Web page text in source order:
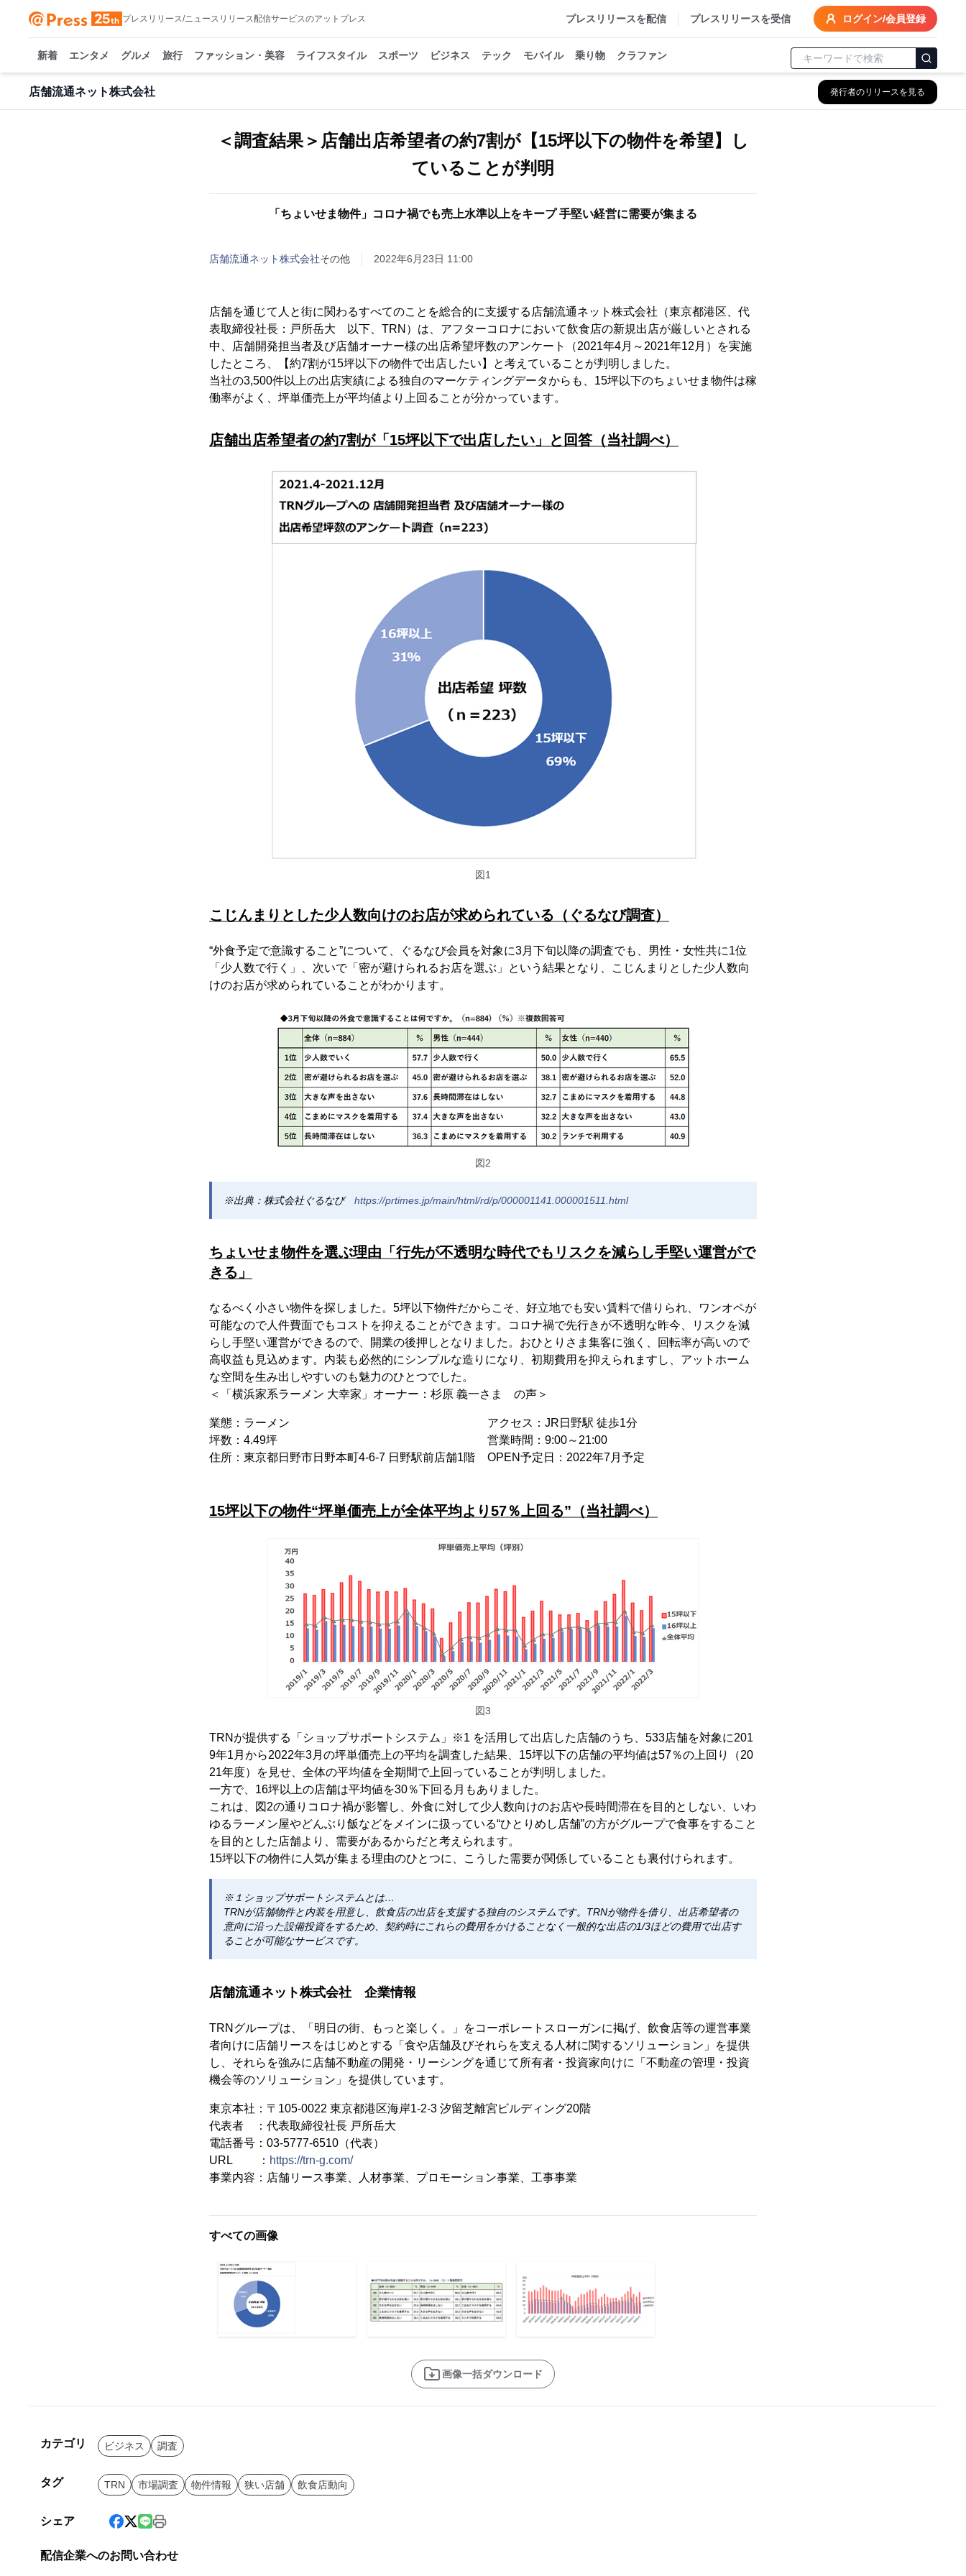
プレスリリース/ニュースリリース配信サービスのアットプレス プレスリリースを配信 プレスリリースを受信 ログイン/会員登録
新着 エンタメ グルメ 旅行 ファッション・美容 ライフスタイル スポーツ ビジネス テック モバイル 乗り物 クラファン
店舗流通ネット株式会社 発行者のリリースを見る
＜調査結果＞店舗出店希望者の約7割が【15坪以下の物件を希望】し
ていることが判明
「ちょいせま物件」コロナ禍でも売上水準以上をキープ 手堅い経営に需要が集まる
店舗流通ネット株式会社その他 2022年6月23日 11:00
店舗を通じて人と街に関わるすべてのことを総合的に支援する店舗流通ネット株式会社（東京都港区、代
表取締役社長：戸所岳大 以下、TRN）は、アフターコロナにおいて飲食店の新規出店が厳しいとされる
中、店舗開発担当者及び店舗オーナー様の出店希望坪数のアンケート（2021年4月～2021年12月）を実施
したところ、【約7割が15坪以下の物件で出店したい】と考えていることが判明しました。
当社の3,500件以上の出店実績による独自のマーケティングデータからも、15坪以下のちょいせま物件は稼
働率がよく、坪単価売上が平均値より上回ることが分かっています。
店舗出店希望者の約7割が「15坪以下で出店したい」と回答（当社調べ）
図1
こじんまりとした少人数向けのお店が求められている（ぐるなび調査）
“外食予定で意識すること”について、ぐるなび会員を対象に3月下旬以降の調査でも、男性・女性共に1位
「少人数で行く」、次いで「密が避けられるお店を選ぶ」という結果となり、こじんまりとした少人数向
けのお店が求められていることがわかります。
図2
※出典：株式会社ぐるなび https://prtimes.jp/main/html/rd/p/000001141.000001511.html
ちょいせま物件を選ぶ理由「行先が不透明な時代でもリスクを減らし手堅い運営がで
きる」
なるべく小さい物件を探しました。5坪以下物件だからこそ、好立地でも安い賃料で借りられ、ワンオペが
可能なので人件費面でもコストを抑えることができます。コロナ禍で先行きが不透明な昨今、リスクを減
らし手堅い運営ができるので、開業の後押しとなりました。おひとりさま集客に強く、回転率が高いので
高収益も見込めます。内装も必然的にシンプルな造りになり、初期費用を抑えられますし、アットホーム
な空間を生み出しやすいのも魅力のひとつでした。
＜「横浜家系ラーメン 大幸家」オーナー：杉原 義一さま の声＞
業態：ラーメン
坪数：4.49坪
住所：東京都日野市日野本町4-6-7 日野駅前店舗1階
アクセス：JR日野駅 徒歩1分
営業時間：9:00～21:00
OPEN予定日：2022年7月予定
15坪以下の物件“坪単価売上が全体平均より57％上回る”（当社調べ）
図3
TRNが提供する「ショップサポートシステム」※1 を活用して出店した店舗のうち、533店舗を対象に201
9年1月から2022年3月の坪単価売上の平均を調査した結果、15坪以下の店舗の平均値は57％の上回り（20
21年度）を見せ、全体の平均値を全期間で上回っていることが判明しました。
一方で、16坪以上の店舗は平均値を30％下回る月もありました。
これは、図2の通りコロナ禍が影響し、外食に対して少人数向けのお店や長時間滞在を目的としない、いわ
ゆるラーメン屋やどんぶり飯などをメインに扱っている“ひとりめし店舗”の方がグループで食事をすること
を目的とした店舗より、需要があるからだと考えられます。
15坪以下の物件に人気が集まる理由のひとつに、こうした需要が関係していることも裏付けられます。
※１ショップサポートシステムとは…
TRNが店舗物件と内装を用意し、飲食店の出店を支援する独自のシステムです。TRNが物件を借り、出店希望者の
意向に沿った設備投資をするため、契約時にこれらの費用をかけることなく一般的な出店の1/3ほどの費用で出店す
ることが可能なサービスです。
店舗流通ネット株式会社 企業情報
TRNグループは、「明日の街、もっと楽しく。」をコーポレートスローガンに掲げ、飲食店等の運営事業
者向けに店舗リースをはじめとする「食や店舗及びそれらを支える人材に関するソリューション」を提供
し、それらを強みに店舗不動産の開発・リーシングを通じて所有者・投資家向けに「不動産の管理・投資
機会等のソリューション」を提供しています。
東京本社：〒105-0022 東京都港区海岸1-2-3 汐留芝離宮ビルディング20階
代表者 ：代表取締役社長 戸所岳大
電話番号：03-5777-6510（代表）
URL ： https://trn-g.com/
事業内容：店舗リース事業、人材事業、プロモーション事業、工事事業
すべての画像
画像一括ダウンロード
カテゴリ ビジネス 調査
タグ TRN 市場調査 物件情報 狭い店舗 飲食店動向
シェア
配信企業へのお問い合わせ